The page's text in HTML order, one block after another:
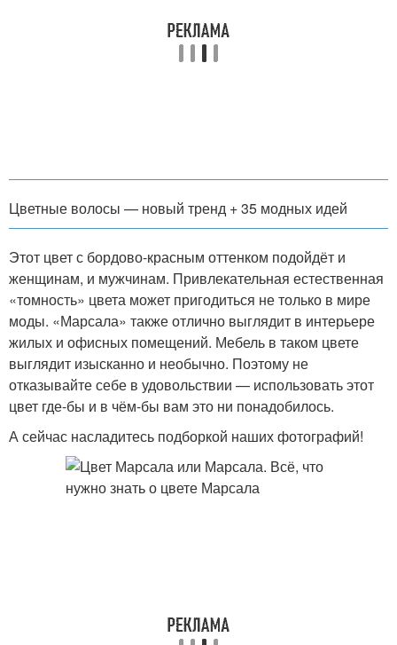
Цветные волосы — новый тренд + 35 модных идей
Этот цвет с бордово-красным оттенком подойдёт и
женщинам, и мужчинам. Привлекательная естественная
«томность» цвета может пригодиться не только в мире
моды. «Марсала» также отлично выглядит в интерьере
жилых и офисных помещений. Мебель в таком цвете
выглядит изысканно и необычно. Поэтому не
отказывайте себе в удовольствии — использовать этот
цвет где-бы и в чём-бы вам это ни понадобилось.
А сейчас насладитесь подборкой наших фотографий!